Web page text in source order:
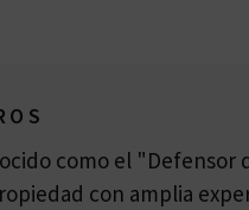
como el
con amplia